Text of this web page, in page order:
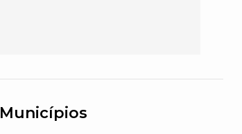
Municípios